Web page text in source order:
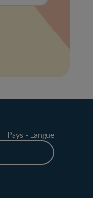
Pays - Langue